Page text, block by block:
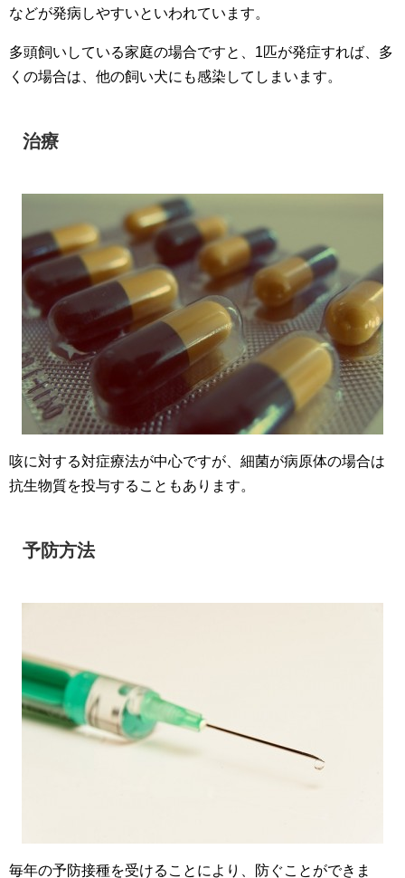
などが発病しやすいといわれています。
多頭飼いしている家庭の場合ですと、1匹が発症すれば、多
くの場合は、他の飼い犬にも感染してしまいます。
治療
咳に対する対症療法が中心ですが、細菌が病原体の場合は
抗生物質を投与することもあります。
予防方法
毎年の予防接種を受けることにより、防ぐことができま